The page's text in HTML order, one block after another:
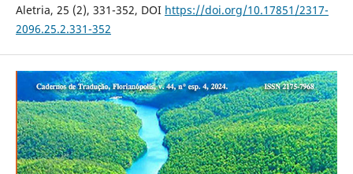
Aletria, 25 (2), 331-352, DOI https://doi.org/10.17851/2317-
2096.25.2.331-352